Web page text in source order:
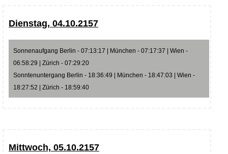
Dienstag, 04.10.2157
Sonnenaufgang Berlin - 07:13:17 | München - 07:17:37 | Wien -
06:58:29 | Zürich - 07:29:20
Sonntenuntergang Berlin - 18:36:49 | München - 18:47:03 | Wien -
18:27:52 | Zürich - 18:59:40
Mittwoch, 05.10.2157